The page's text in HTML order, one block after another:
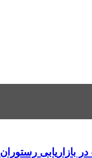
بازاریابی رستوران